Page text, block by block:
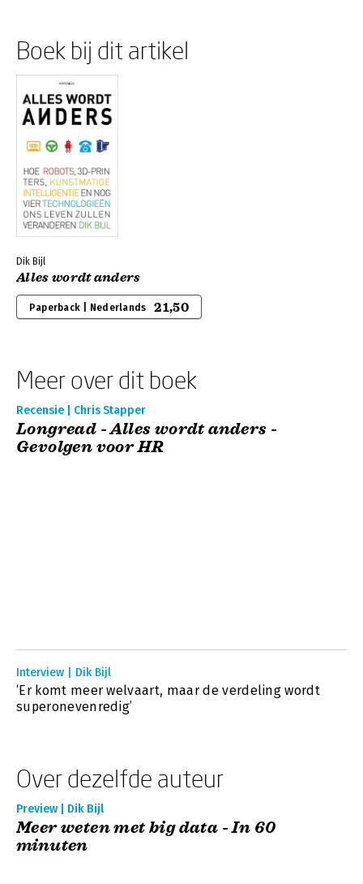
Boek bij dit artikel
Dik Bijl
Alles wordt anders
Paperback | Nederlands 21,50
Meer over dit boek
Recensie | Chris Stapper
Longread - Alles wordt anders -
Gevolgen voor HR
Interview | Dik Bijl
‘Er komt meer welvaart, maar de verdeling wordt
superonevenredig’
Over dezelfde auteur
Preview | Dik Bijl
Meer weten met big data - In 60
minuten